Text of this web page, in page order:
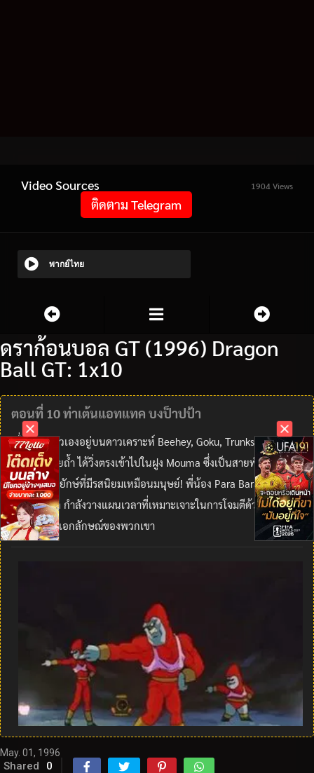
Video Sources 1904 Views
ติดตาม Telegram
พากย์ไทย
ดราก้อนบอล GT (1996) Dragon
Ball GT: 1x10
ตอนที่ 10 ท่าเต้นแอทแทค บงป็าปป้า
เมื่อพบว่าตัวเองอยู่บนดาวเคราะห์ Beehey, Goku, Trunks และ Pan
ที่เต็มไปด้วยถ้ำ ได้วิ่งตรงเข้าไปในฝูง Mouma ซึ่งเป็นสายพันธุ์คล้าย
แมลงขนาดยักษ์ที่มีรสนิยมเหมือนมนุษย์! พี่น้อง Para Bara ที่ซ่อนตัว
อยู่ในเงามืด กำลังวางแผนเวลาที่เหมาะเจาะในการโจมตีด้วยสไตล์การ
เต้นอันเป็นเอกลักษณ์ของพวกเขา
May. 01, 1996
Shared 0